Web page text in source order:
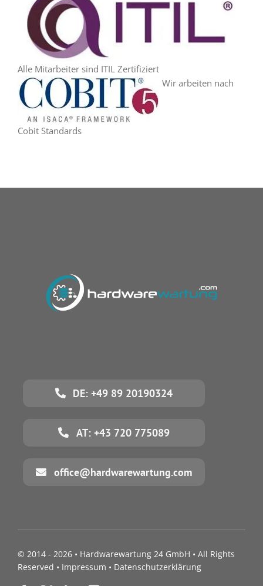
Alle Mitarbeiter sind ITIL Zertifiziert
Wir arbeiten nach
Cobit Standards
DE: +49 89 20190324
AT: +43 720 775089
office@hardwarewartung.com
© 2014 - 2026 • Hardwarewartung 24 GmbH • All Rights
Reserved • Impressum • Datenschutzerklärung